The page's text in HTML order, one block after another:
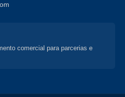
comercial para parcerias e